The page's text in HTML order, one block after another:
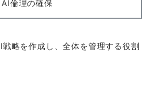
倫理の確保
略を作成し、全体を管理する役割